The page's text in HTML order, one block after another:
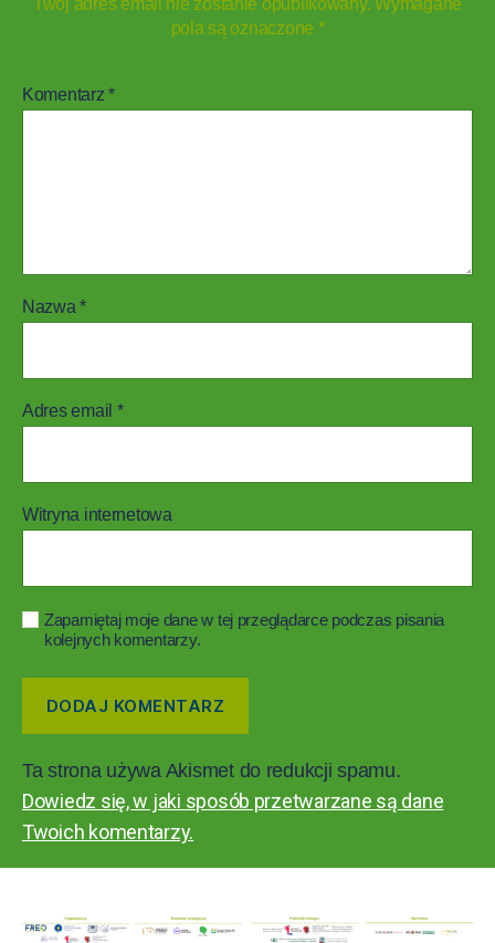
Twój adres email nie zostanie opublikowany. Wymagane
pola są oznaczone *
Komentarz*
Nazwa*
Adres email *
Witryna internetowa
Zapamiętaj moje dane w tej przeglądarce podczas pisania
kolejnych komentarzy.
Ta strona używa Akismet do redukcji spamu.
Dowiedz się, w jaki sposób przetwarzane są dane
Twoich komentarzy.